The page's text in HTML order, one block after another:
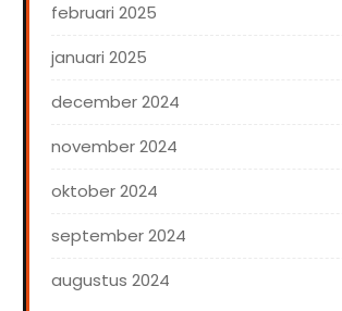
februari 2025
januari 2025
december 2024
november 2024
oktober 2024
september 2024
augustus 2024